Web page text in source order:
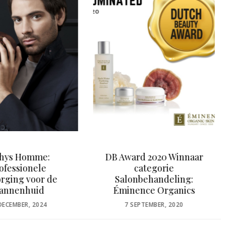
2020 Winnaar
categorie
Organics
2020
Zomereditie ProfNail
Magazine op de mat!
POSTED
ON
16 JULI, 2021